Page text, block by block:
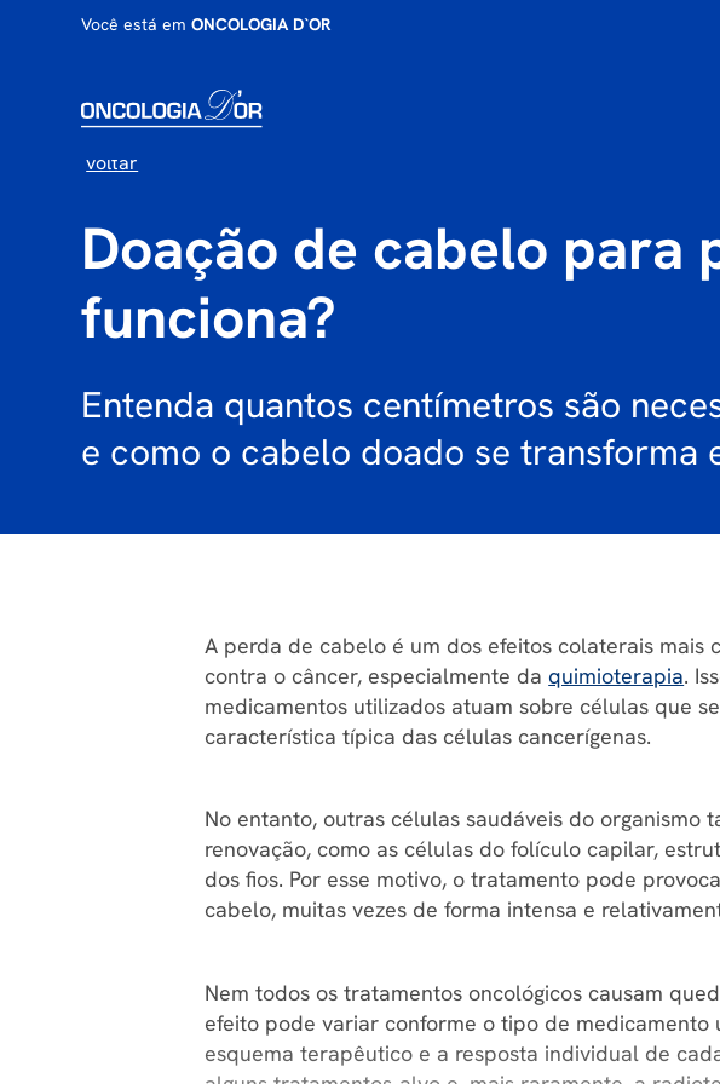
Você está emONCOLOGIA D`OR
voltar
Doação de cabelo para
funciona?
Entenda quantos centímetros são
e como o cabelo doado se transforma
A perda de cabelo é um dos efeitos colaterais mais
contra o câncer, especialmente daquimioterapia.
medicamentos utilizados atuam sobre células que
característica típica das células cancerígenas.
No entanto, outras células saudáveis do organismo
renovação, como as células do folículo capilar,
dos fios. Por esse motivo, o tratamento pode
cabelo, muitas vezes de forma intensa e
Nem todos os tratamentos oncológicos causam
efeito pode variar conforme o tipo de medicamento
esquema terapêutico e a resposta individual de